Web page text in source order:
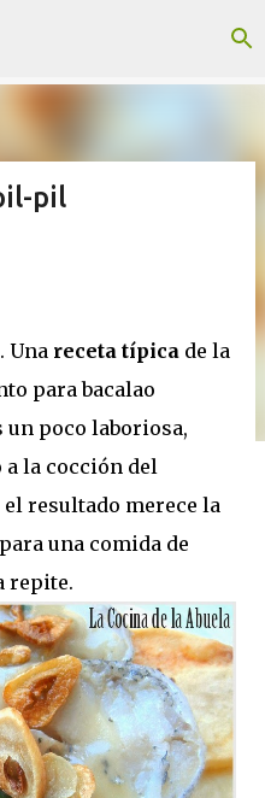
principal
pil
. Una receta típica de la
para bacalao
un poco laboriosa,
a la cocción del
el resultado merece la
una comida de
repite.